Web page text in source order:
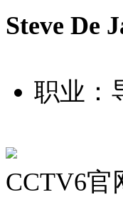
Steve De
职业：
CCTV6官